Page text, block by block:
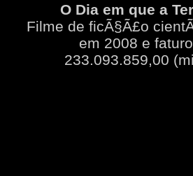
O Dia em que a
Filme de ficÃ§Ã£o
em 2008 e
233.093.859,00